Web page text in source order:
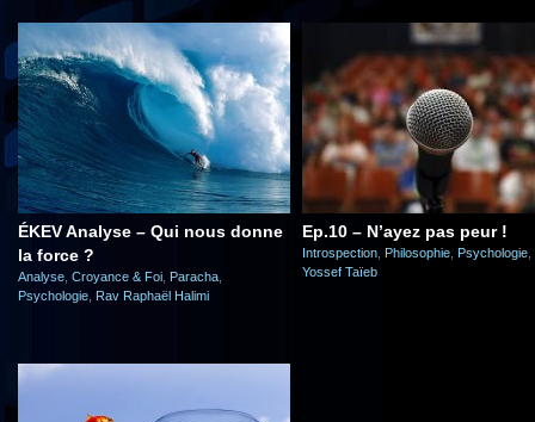
ÉKEV Analyse – Qui nous donne
la force ?
Analyse Croyance & Foi Paracha
Psychologie Rav Raphaël Halimi
Ep.10 – N’ayez pas peur !
Introspection Philosophie Psychologie
Yossef Taïeb